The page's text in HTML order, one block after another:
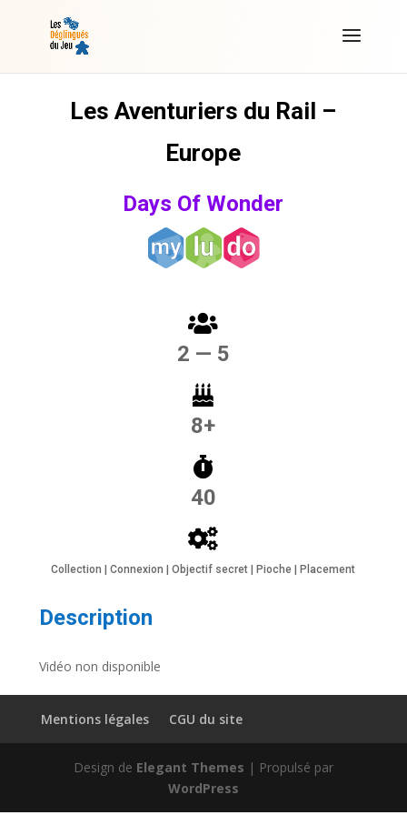
Les Aventuriers du Rail –
Europe
Days Of Wonder
2 — 5
8+
40
Collection | Connexion | Objectif secret | Pioche | Placement
Description
Vidéo non disponible
Mentions légales CGU du site
Design de Elegant Themes | Propulsé par
WordPress